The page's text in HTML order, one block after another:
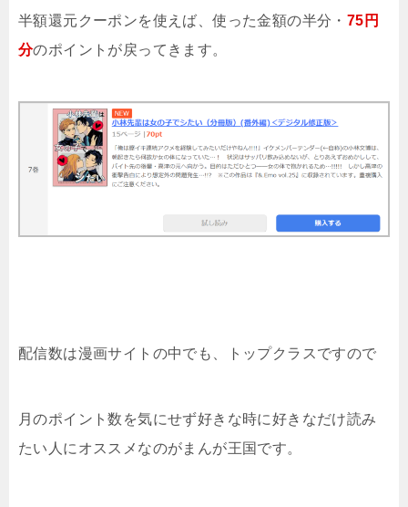
半額還元クーポンを使えば、使った金額の半分・ 75円
分のポイントが戻ってきます。
配信数は漫画サイトの中でも、トップクラスですので
月のポイント数を気にせず好きな時に好きなだけ読み
たい人にオススメなのがまんが王国です。